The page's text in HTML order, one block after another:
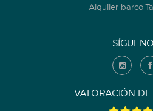
Alquiler barco
VALORACIÓN DE